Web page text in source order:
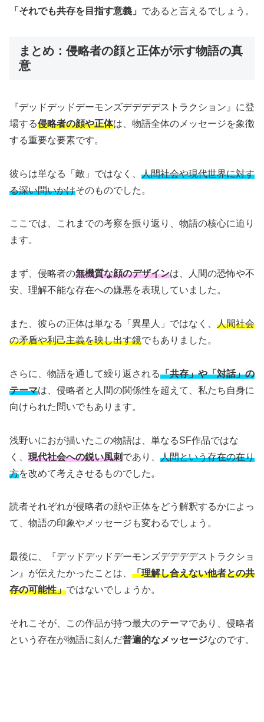
「それでも共存を目指す意義」 であると言えるでしょう。
まとめ：侵略者の顔と正体が示す物語の真
意
『デッドデッドデーモンズデデデデストラクション』に登
場する侵略者の顔や正体は、物語全体のメッセージを象徴
する重要な要素です。
彼らは単なる「敵」ではなく、 人間社会や現代世界に対す
る深い問いかけそのものでした。
ここでは、これまでの考察を振り返り、物語の核心に迫り
ます。
まず、侵略者の無機質な顔のデザインは、人間の恐怖や不
安、理解不能な存在への嫌悪を表現していました。
また、彼らの正体は単なる「異星人」ではなく、 人間社会
の矛盾や利己主義を映し出す鏡でもありました。
さらに、物語を通して繰り返される「共存」や「対話」の
テーマは、侵略者と人間の関係性を超えて、私たち自身に
向けられた問いでもあります。
浅野いにおが描いたこの物語は、単なるSF作品ではな
く、 現代社会への鋭い風刺であり、 人間という存在の在り
方を改めて考えさせるものでした。
読者それぞれが侵略者の顔や正体をどう解釈するかによっ
て、物語の印象やメッセージも変わるでしょう。
最後に、『デッドデッドデーモンズデデデデストラクショ
ン』が伝えたかったことは、 「理解し合えない他者との共
存の可能性」ではないでしょうか。
それこそが、この作品が持つ最大のテーマであり、侵略者
という存在が物語に刻んだ普遍的なメッセージなのです。